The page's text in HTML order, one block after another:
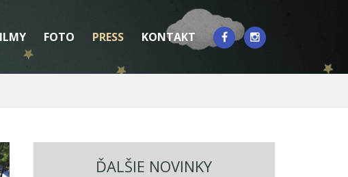
FOTO PRESS KONTAKT
ĎALŠIE NOVINKY